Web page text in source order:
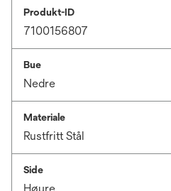
Produkt-ID
7100156807
Bue
Nedre
Materiale
Rustfritt Stål
Side